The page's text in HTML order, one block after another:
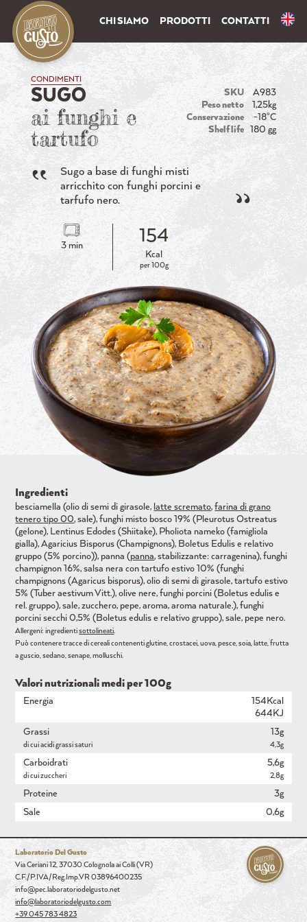
CHI SIAMO PRODOTTI CONTATTI
CONDIMENTI
SUGO
ai funghi e
tartufo
SKU
A983
Peso netto
1,25kg
Conservazione
-18°C
Shelf life 180 gg
Sugo a base di funghi misti
arricchito con funghi porcini e
tarfufo nero.
3 min 154
Kcal
per 100g
Ingredienti
besciamella (olio di semi di girasole, latte scremato,farina di grano
tenero tipo 00, sale), funghi misto bosco 19% (Pleurotus Ostreatus
(gelone), Lentinus Edodes (Shiitake), Pholiota nameko (famigliola
gialla), Agaricius Bisporus (Champignons), Boletus Edulis e relativo
gruppo (5% porcino)), panna (panna, stabilizzante: carragenina), funghi
champignon 16%, salsa nera con tartufo estivo 10% (funghi
champignons (Agaricus bisporus), olio di semi di girasole, tartufo estivo
5% (Tuber aestivum Vitt.), olive nere, funghi porcini (Boletus edulis e
rel. gruppo), sale, zucchero, pepe, aroma, aroma naturale.), funghi
porcini secchi 0,5% (Boletus edulis e relativo gruppo), sale, pepe nero.
Allergeni: ingredientisottolineati.
Può contenere tracce di cereali contenenti glutine, crostacei, uova, pesce, soia, latte, frutta
a guscio, sedano, senape, molluschi.
Valori nutrizionali medi per 100g
Energia
154Kcal
644KJ
Grassi
di cui acidi grassi saturi
13g
4,3g
Carboidrati
di cui zuccheri
5,6g
2,8g
Proteine
3g
Sale
0,6g
Laboratorio Del Gusto
Via Ceriani 12, 37030 Colognola ai Colli (VR)
C.F./P.IVA/Reg.Imp.VR 03896400235
info@pec.laboratoriodelgusto.net
info@laboratoriodelgusto.com
+39 045 783 4823